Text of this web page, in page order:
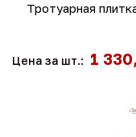
Тротуарная
Цена за шт.: 1